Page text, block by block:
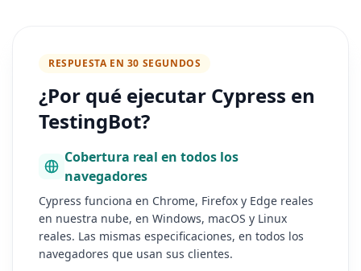
RESPUESTA EN 30 SEGUNDOS
¿Por qué ejecutar Cypress en
TestingBot?
Cobertura real en todos los
navegadores
Cypress funciona en Chrome, Firefox y Edge reales
en nuestra nube, en Windows, macOS y Linux
reales. Las mismas especificaciones, en todos los
navegadores que usan sus clientes.